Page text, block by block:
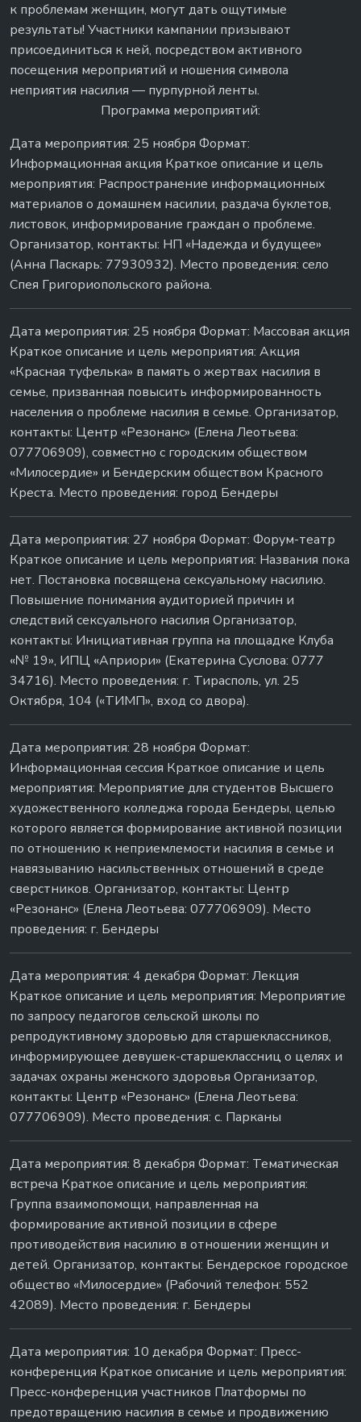
к проблемам женщин, могут дать ощутимые
результаты! Участники кампании призывают
присоединиться к ней, посредством активного
посещения мероприятий и ношения символа
неприятия насилия — пурпурной ленты.
Программа мероприятий:
Дата мероприятия: 25 ноября Формат:
Информационная акция Краткое описание и цель
мероприятия: Распространение информационных
материалов о домашнем насилии, раздача буклетов,
листовок, информирование граждан о проблеме.
Организатор, контакты: НП «Надежда и будущее»
(Анна Паскарь: 77930932). Место проведения: село
Спея Григориопольского района.
Дата мероприятия: 25 ноября Формат: Массовая акция
Краткое описание и цель мероприятия: Акция
«Красная туфелька» в память о жертвах насилия в
семье, призванная повысить информированность
населения о проблеме насилия в семье. Организатор,
контакты: Центр «Резонанс» (Елена Леотьева:
077706909), совместно с городским обществом
«Милосердие» и Бендерским обществом Красного
Креста. Место проведения: город Бендеры
Дата мероприятия: 27 ноября Формат: Форум-театр
Краткое описание и цель мероприятия: Названия пока
нет. Постановка посвящена сексуальному насилию.
Повышение понимания аудиторией причин и
следствий сексуального насилия Организатор,
контакты: Инициативная группа на площадке Клуба
«№ 19», ИПЦ «Априори» (Екатерина Суслова: 0777
34716). Место проведения: г. Тирасполь, ул. 25
Октября, 104 («ТИМП», вход со двора).
Дата мероприятия: 28 ноября Формат:
Информационная сессия Краткое описание и цель
мероприятия: Мероприятие для студентов Высшего
художественного колледжа города Бендеры, целью
которого является формирование активной позиции
по отношению к неприемлемости насилия в семье и
навязыванию насильственных отношений в среде
сверстников. Организатор, контакты: Центр
«Резонанс» (Елена Леотьева: 077706909). Место
проведения: г. Бендеры
Дата мероприятия: 4 декабря Формат: Лекция
Краткое описание и цель мероприятия: Мероприятие
по запросу педагогов сельской школы по
репродуктивному здоровью для старшеклассников,
информирующее девушек-старшеклассниц о целях и
задачах охраны женского здоровья Организатор,
контакты: Центр «Резонанс» (Елена Леотьева:
077706909). Место проведения: с. Парканы
Дата мероприятия: 8 декабря Формат: Тематическая
встреча Краткое описание и цель мероприятия:
Группа взаимопомощи, направленная на
формирование активной позиции в сфере
противодействия насилию в отношении женщин и
детей. Организатор, контакты: Бендерское городское
общество «Милосердие» (Рабочий телефон: 552
42089). Место проведения: г. Бендеры
Дата мероприятия: 10 декабря Формат: Пресс-
конференция Краткое описание и цель мероприятия:
Пресс-конференция участников Платформы по
предотвращению насилия в семье и продвижению